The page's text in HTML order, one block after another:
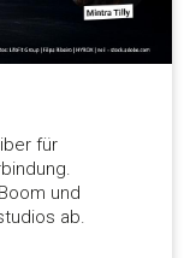
für
und
ab.